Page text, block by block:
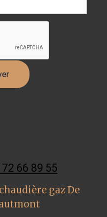
66 89 55
gaz De